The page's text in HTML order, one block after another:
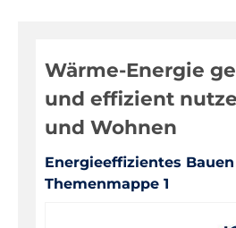
Fortbildungen
Pädagogik, Prävention
Wärme-Energie
und effizient
und Wohnen
Energieeffizientes
Themenmappe 1